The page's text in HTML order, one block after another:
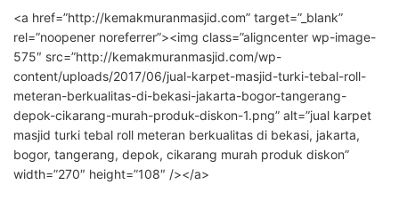
<a href=”http://kemakmuranmasjid.com” target=”_blank”
rel=”noopener noreferrer”><img class=”aligncenter wp-image-
575″ src=”http://kemakmuranmasjid.com/wp-
content/uploads/2017/06/jual-karpet-masjid-turki-tebal-roll-
meteran-berkualitas-di-bekasi-jakarta-bogor-tangerang-
depok-cikarang-murah-produk-diskon-1.png” alt=”jual karpet
masjid turki tebal roll meteran berkualitas di bekasi, jakarta,
bogor, tangerang, depok, cikarang murah produk diskon”
width=”270″ height=”108″ /></a>